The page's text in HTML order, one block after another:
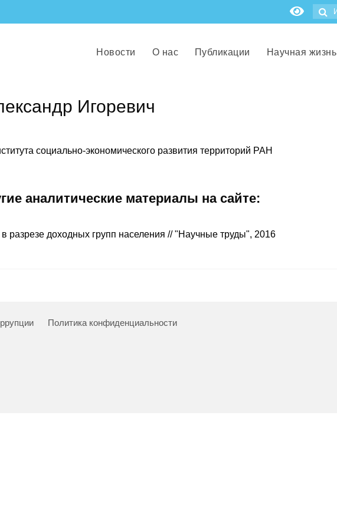
Новости О нас Публикации Научная жизнь
Игоревич
социально-экономического развития территорий РАН
аналитические материалы на сайте:
разрезе доходных групп населения // "Научные труды", 2016
Политика конфиденциальности